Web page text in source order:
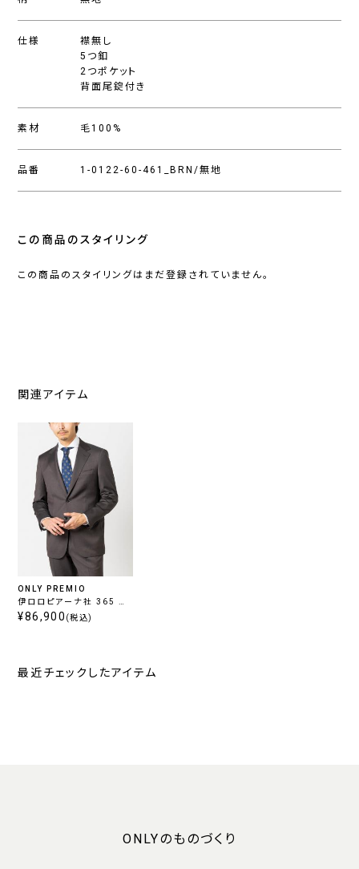
仕様
襟無し
5つ釦
2つポケット
背面尾錠付き
素材 毛100%
品番 1-0122-60-461_BRN/無地
この商品のスタイリング
この商品のスタイリングはまだ登録されていません。
関連アイテム
ONLY PREMIO
伊ロロピアーナ社 365 ブ
ラウン無地 ツイル
¥86,900 (税込)
最近チェックしたアイテム
ONLYのものづくり